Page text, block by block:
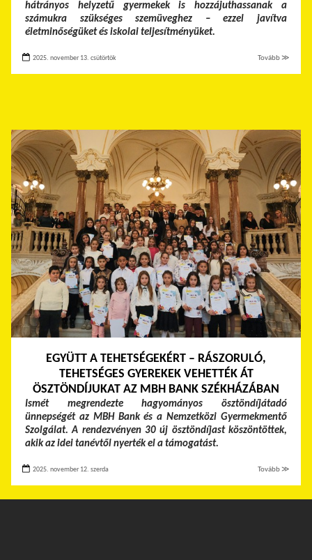
hátrányos helyzetű gyermekek is hozzájuthassanak a
számukra szükséges szemüveghez – ezzel javítva
életminőségüket és iskolai teljesítményüket.
2025. november 13. csütörtök Tovább ≫
EGYÜTT A TEHETSÉGEKÉRT – RÁSZORULÓ,
TEHETSÉGES GYEREKEK VEHETTÉK ÁT
ÖSZTÖNDÍJUKAT AZ MBH BANK SZÉKHÁZÁBAN
Ismét megrendezte hagyományos ösztöndíjátadó
ünnepségét az MBH Bank és a Nemzetközi Gyermekmentő
Szolgálat. A rendezvényen 30 új ösztöndíjast köszöntöttek,
akik az idei tanévtől nyerték el a támogatást.
2025. november 12. szerda Tovább ≫